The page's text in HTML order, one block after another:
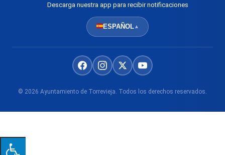
Descarga nuestra app para recibir notificaciones
ESPAÑOL▲
© 2026 Ayuntamiento de Torrevieja. Todos los derechos reservados.